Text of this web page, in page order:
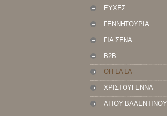
ΕΥΧΕΣ
ΓΕΝΝΗΤΟΥΡΙΑ
ΓΙΑ ΣΕΝΑ
B2B
OH LA LA
ΧΡΙΣΤΟΥΓΕΝΝΑ
ΑΓΙΟΥ ΒΑΛΕΝΤΙΝΟΥ